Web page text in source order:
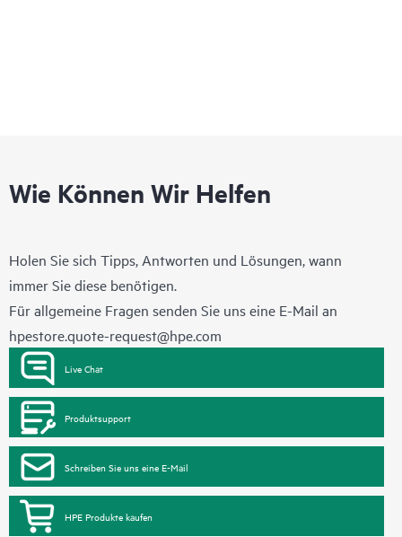
Wie Können Wir Helfen
Holen Sie sich Tipps, Antworten und Lösungen, wann
immer Sie diese benötigen.
Für allgemeine Fragen senden Sie uns eine E-Mail an
hpestore.quote-request@hpe.com
Live Chat
Produktsupport
Schreiben Sie uns eine E-Mail
HPE Produkte kaufen